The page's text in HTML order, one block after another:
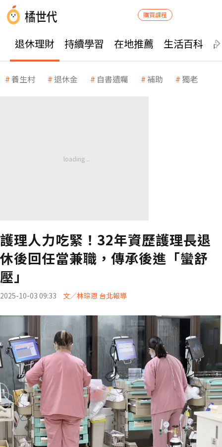
購買課程
退休理財 持續學習 在地推薦 生活百科
養生村 退休金 自書遺囑 補助 獨老
護理人力吃緊！32年資歷護理長退
休後回任當兼職，傳承後進「蠻舒
壓」
2025-10-03 09:33 文／林琮恩 台北報導